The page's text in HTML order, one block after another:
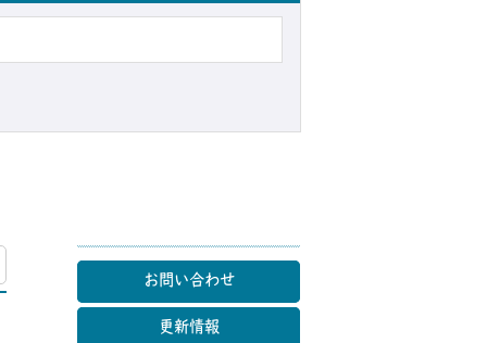
マップ
お問い合わせ
更新情報